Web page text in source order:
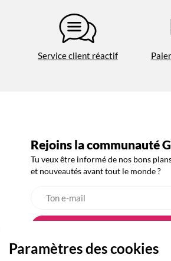
Service client réactif
Rejoins la communauté
Tu veux être informé de nos bons
et nouveautés avant tout le monde ?
Paramètres des cookies